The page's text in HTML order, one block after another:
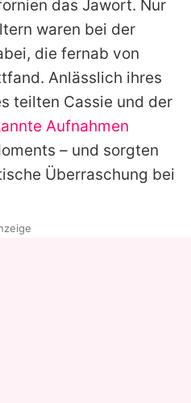
das Jawort. Nur
waren bei der
die fernab von
Anlässlich ihres
teilten Cassie und der
Aufnahmen
– und sorgten
Überraschung bei